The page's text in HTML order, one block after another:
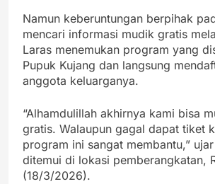
Namun keberuntungan berpihak
mencari informasi mudik gratis
Laras menemukan program yang
Pupuk Kujang dan langsung
anggota keluarganya.
“Alhamdulillah akhirnya kami bisa
gratis. Walaupun gagal dapat tiket
program ini sangat membantu,”
ditemui di lokasi pemberangkatan,
(18/3/2026).